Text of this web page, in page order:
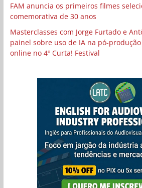
FAM anuncia os primeiros filmes
comemorativa de 30 anos
Masterclasses com Jorge Furtado e
painel sobre uso de IA na pó-
online no 4º Curta! Festival